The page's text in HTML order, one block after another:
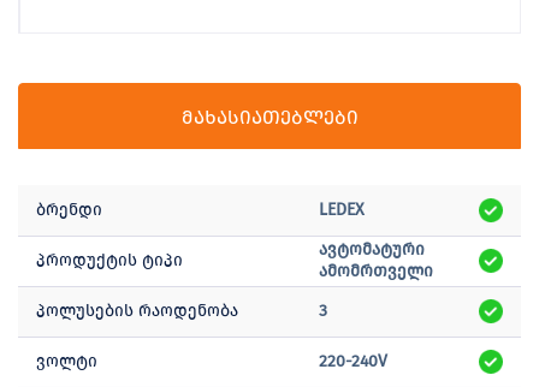
მახასიათებლები
ბრენდი LEDEX
პროდუქტის ტიპი
ავტომატური
ამომრთველი
პოლუსების რაოდენობა
3
ვოლტი 220-240V